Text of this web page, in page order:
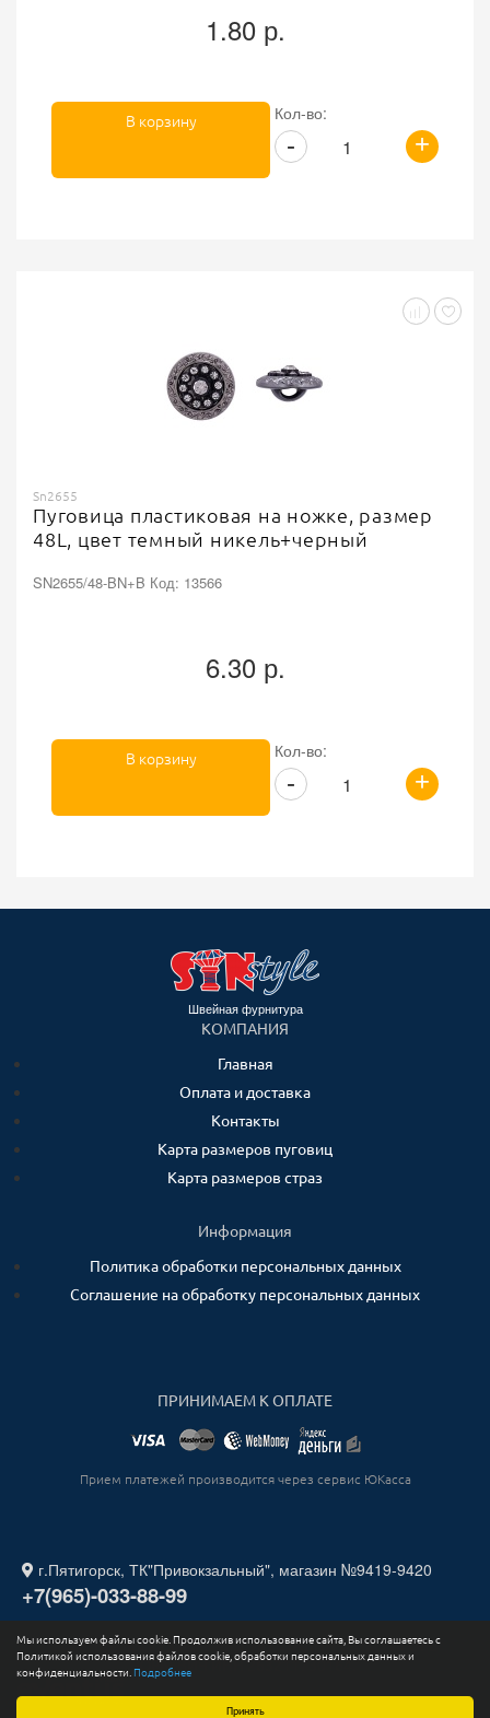
Принять
Мы используем файлы cookie. Продолжив использование сайта, Вы соглашаетесь с
Политикой использования файлов cookie, обработки персональных данных и
конфиденциальности. Подробнее
1.80 р.
Кол-во:
+
-
В корзину
Sn2655
Пуговица пластиковая на ножке, размер
48L, цвет темный никель+черный
SN2655/48-BN+B Код: 13566
6.30 р.
Кол-во:
+
-
В корзину
Швейная фурнитура
КОМПАНИЯ
Главная
Оплата и доставка
Контакты
Карта размеров пуговиц
Карта размеров страз
Информация
Политика обработки персональных данных
Соглашение на обработку персональных данных
ПРИНИМАЕМ К ОПЛАТЕ
Прием платежей производится через сервис ЮКасса
г.Пятигорск, ТК"Привокзальный", магазин №9419-9420
+7(965)-033-88-99
2026. Все права защищены. ИП СТАДНИЧЕНКО ИГОРЬ
ЮРЬЕВИЧ ИНН 263211730164.